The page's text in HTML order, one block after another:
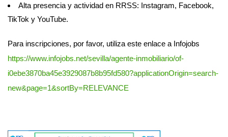
Alta presencia y actividad en RRSS: Instagram, Facebook,
TikTok y YouTube.
Para inscripciones, por favor, utiliza este enlace a Infojobs
https://www.infojobs.net/sevilla/agente-inmobiliario/of-
i0ebe3870ba45e3929087b8b95fd580?applicationOrigin=search-
new&page=1&sortBy=RELEVANCE